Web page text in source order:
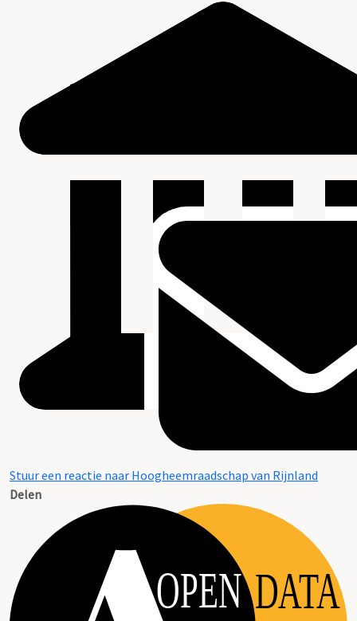
Stuur een reactie naar Hoogheemraadschap van Rijnland
Delen
OPEN DATA